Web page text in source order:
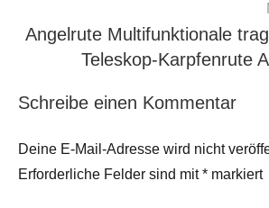
Angelrute Multifunktionale
Teleskop-Karpfenrute
Schreibe einen Kommentar
Deine E-Mail-Adresse wird nicht
Erforderliche Felder sind mit* markiert